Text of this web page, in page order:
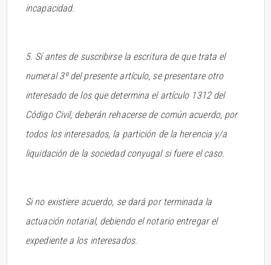
incapacidad.
5. Sí antes de suscribirse la escritura de que trata el
numeral 3º del presente artículo, se presentare otro
interesado de los que determina el artículo 1312 del
Código Civil, deberán rehacerse de común acuerdo, por
todos los interesados, la partición de la herencia y/a
liquidación de la sociedad conyugal si fuere el caso.
Si no existiere acuerdo, se dará por terminada la
actuación notarial, debiendo el notario entregar el
expediente a los interesados.